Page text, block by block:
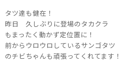
タツ達も健在！
昨日 久しぶりに登場のタカクラ
もまったく動かず定位置に！
前からウロウロしているサンゴタツ
のチビちゃんも頑張ってくれてます！